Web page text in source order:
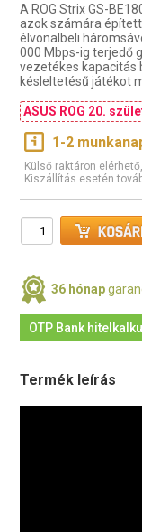
A ROG Strix GS-
azok számára
élvonalbeli
000 Mbps-ig terjedő
vezetékes kapacitás
késleltetésű játékot
ASUS ROG 20.
1-2
Külső raktáron
Kiszállítás esetén
36 hónap
OTP Bank
Termék leírás